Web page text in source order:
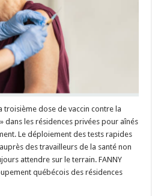
dépistage
troisième dose de vaccin contre la
dans les résidences privées pour aînés
Le déploiement des tests rapides
des travailleurs de la santé non
attendre sur le terrain. FANNY
québécois des résidences